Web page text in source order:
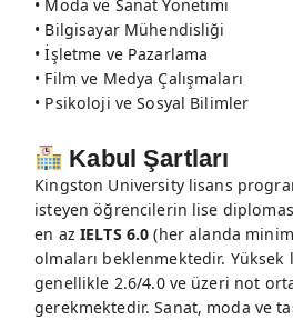
• Moda ve Sanat Yönetimi
• Bilgisayar Mühendisliği
• İşletme ve Pazarlama
• Film ve Medya Çalışmaları
• Psikoloji ve Sosyal Bilimler
Kabul Şartları
Kingston University lisans
isteyen öğrencilerin lise
en az IELTS 6.0 (her alanda
olmaları beklenmektedir. Yüksek
genellikle 2.6/4.0 ve üzeri not
gerekmektedir. Sanat, moda ve